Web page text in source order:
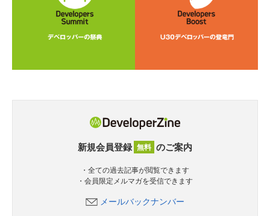
新規会員登録 無料 のご案内
・全ての過去記事が閲覧できます
・会員限定メルマガを受信できます
メールバックナンバー